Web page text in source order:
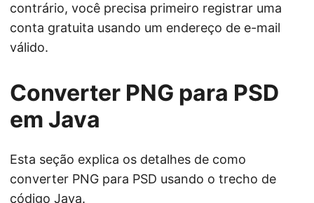
contrário, você precisa primeiro registrar uma
conta gratuita usando um endereço de e-mail
válido.
Converter PNG para PSD
em Java
Esta seção explica os detalhes de como
converter PNG para PSD usando o trecho de
código Java.